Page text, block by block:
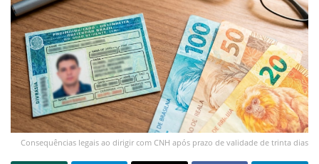
Consequências legais ao dirigir com CNH após prazo de validade de trinta dias